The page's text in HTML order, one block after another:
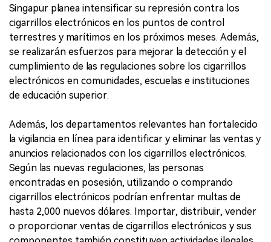
Singapur planea intensificar su represión contra los
cigarrillos electrónicos en los puntos de control
terrestres y marítimos en los próximos meses. Además,
se realizarán esfuerzos para mejorar la detección y el
cumplimiento de las regulaciones sobre los cigarrillos
electrónicos en comunidades, escuelas e instituciones
de educación superior.
Además, los departamentos relevantes han fortalecido
la vigilancia en línea para identificar y eliminar las ventas y
anuncios relacionados con los cigarrillos electrónicos.
Según las nuevas regulaciones, las personas
encontradas en posesión, utilizando o comprando
cigarrillos electrónicos podrían enfrentar multas de
hasta 2,000 nuevos dólares. Importar, distribuir, vender
o proporcionar ventas de cigarrillos electrónicos y sus